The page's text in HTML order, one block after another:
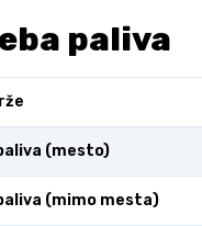
paliva
(mesto)
(mimo mesta)